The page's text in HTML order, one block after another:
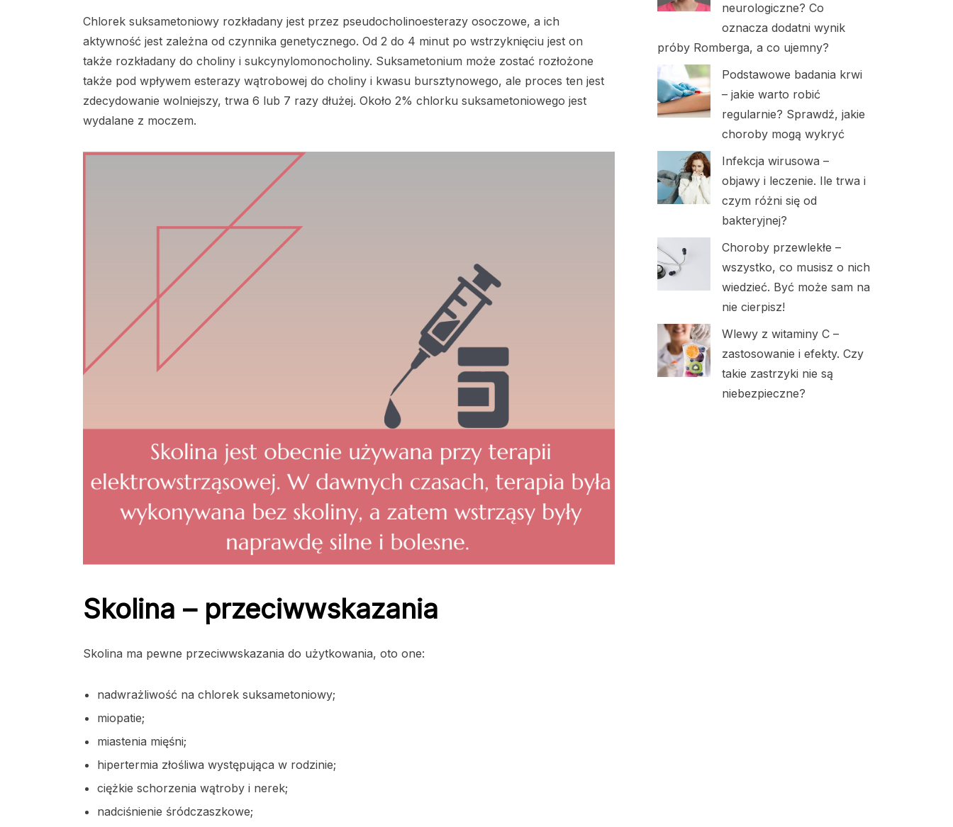
Chlorek suksametoniowy rozkładany jest przez pseudocholinoesterazy osoczowe, a ich
aktywność jest zależna od czynnika genetycznego. Od 2 do 4 minut po wstrzyknięciu jest on
także rozkładany do choliny i sukcynylomonocholiny. Suksametonium może zostać rozłożone
także pod wpływem esterazy wątrobowej do choliny i kwasu bursztynowego, ale proces ten jest
zdecydowanie wolniejszy, trwa 6 lub 7 razy dłużej. Około 2% chlorku suksametoniowego jest
wydalane z moczem.
Skolina – przeciwwskazania
Skolina ma pewne przeciwwskazania do użytkowania, oto one:
nadwrażliwość na chlorek suksametoniowy;
miopatie;
miastenia mięśni;
hipertermia złośliwa występująca w rodzinie;
ciężkie schorzenia wątroby i nerek;
nadciśnienie śródczaszkowe;
neurologiczne? Co
oznacza dodatni wynik
próby Romberga, a co ujemny?
Podstawowe badania krwi
– jakie warto robić
regularnie? Sprawdź, jakie
choroby mogą wykryć
Infekcja wirusowa –
objawy i leczenie. Ile trwa i
czym różni się od
bakteryjnej?
Choroby przewlekłe –
wszystko, co musisz o nich
wiedzieć. Być może sam na
nie cierpisz!
Wlewy z witaminy C –
zastosowanie i efekty. Czy
takie zastrzyki nie są
niebezpieczne?